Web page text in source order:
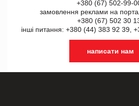
+380 (67) 502-99-
замовлення реклами на
+380 (67) 502 30
інші питання: +380 (44) 383 92 39,
написати нам